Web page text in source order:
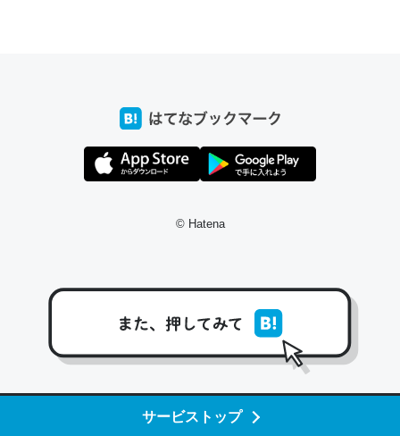
サービストップ
これ作ろう。/早速夕食に作った！本当にスナップえんどう
ットペッパーグルメ
スペインにもアリオリソースがあり、それも美味しいんだ
けど、読み方が違うだけで同じものを指すのか、また違う
© Hatena